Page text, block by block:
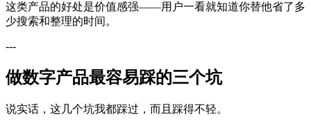
这类产品的好处是价值感强——用户一看就知道你替他省了多
少搜索和整理的时间。
---
做数字产品最容易踩的三个坑
说实话，这几个坑我都踩过，而且踩得不轻。